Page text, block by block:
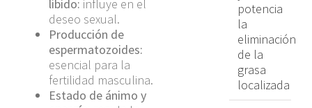
libido: influye en el
deseo sexual.
Producción de
espermatozoides:
esencial para la
fertilidad masculina.
Estado de ánimo y
potencia
la
eliminación
de la
grasa
localizada